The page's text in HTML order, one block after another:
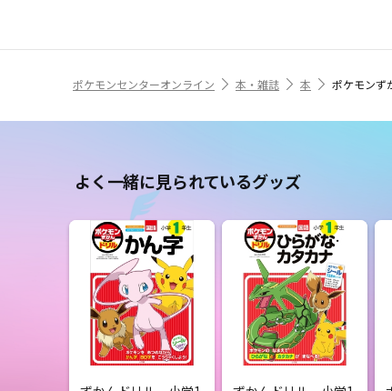
ポケモンセンターオンライン 本・雑誌 本 ポケモン
よく一緒に見られているグッズ